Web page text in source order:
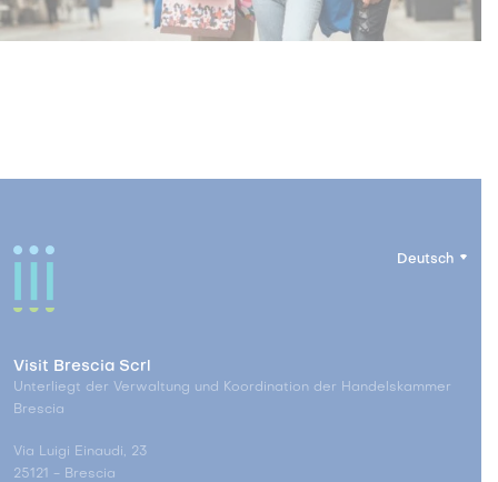
Deutsch
Visit Brescia Scrl
Unterliegt der Verwaltung und Koordination der Handelskammer
Brescia
Via Luigi Einaudi, 23
25121 - Brescia